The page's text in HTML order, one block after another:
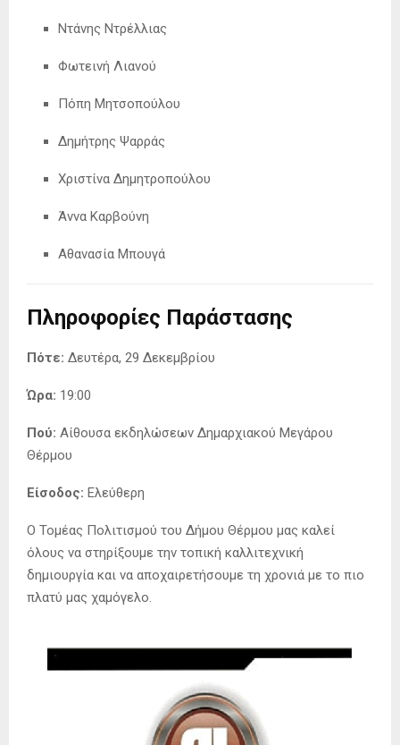
Ντάνης Ντρέλλιας
Φωτεινή Λιανού
Πόπη Μητσοπούλου
Δημήτρης Ψαρράς
Χριστίνα Δημητροπούλου
Άννα Καρβούνη
Αθανασία Μπουγά
Πληροφορίες Παράστασης
Πότε: Δευτέρα, 29 Δεκεμβρίου
Ώρα: 19:00
Πού: Αίθουσα εκδηλώσεων Δημαρχιακού Μεγάρου
Θέρμου
Είσοδος: Ελεύθερη
Ο Τομέας Πολιτισμού του Δήμου Θέρμου μας καλεί
όλους να στηρίξουμε την τοπική καλλιτεχνική
δημιουργία και να αποχαιρετήσουμε τη χρονιά με το πιο
πλατύ μας χαμόγελο.